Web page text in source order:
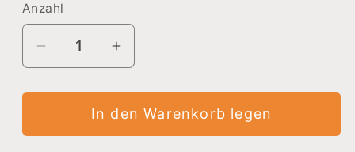
Anzahl
Verringere
die
Menge
Moon
Erhöhe
die
Menge
für
Moon
In den Warenkorb legen